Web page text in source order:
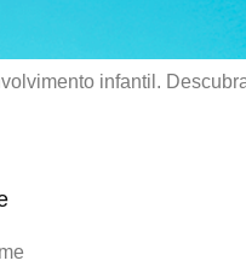
infantil.